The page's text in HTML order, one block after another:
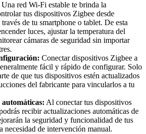
Una red Wi-Fi estable te brinda la
tus dispositivos Zigbee desde
de tu smartphone o tablet. De esta
luces, ajustar la temperatura del
cámaras de seguridad sin importar
Conectar dispositivos Zigbee a
fácil y rápido de configurar. Solo
de que tus dispositivos estén actualizados
del fabricante para vincularlos a tu
Al conectar tus dispositivos
recibir actualizaciones automáticas de
la seguridad y funcionalidad de tus
necesidad de intervención manual.